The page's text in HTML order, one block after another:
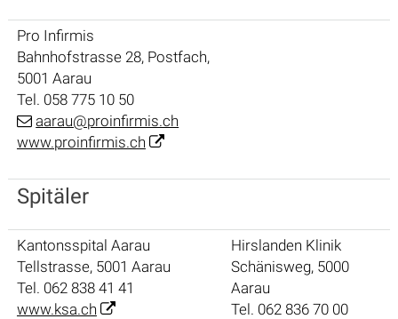
Pro Infirmis
Bahnhofstrasse 28, Postfach,
5001 Aarau
Tel. 058 775 10 50
aarau@proinfirmis.ch
www.proinfirmis.ch
Spitäler
Kantonsspital Aarau
Tellstrasse, 5001 Aarau
Tel. 062 838 41 41
www.ksa.ch
Hirslanden Klinik
Schänisweg, 5000
Aarau
Tel. 062 836 70 00